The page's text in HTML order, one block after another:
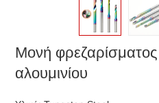
Μονή
αλουμινίου